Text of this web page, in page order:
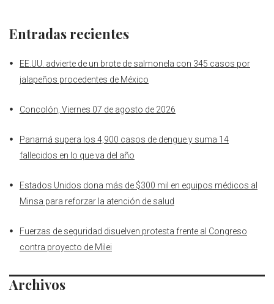
Entradas recientes
EE.UU. advierte de un brote de salmonela con 345 casos por
jalapeños procedentes de México
Concolón, Viernes 07 de agosto de 2026
Panamá supera los 4,900 casos de dengue y suma 14
fallecidos en lo que va del año
Estados Unidos dona más de $300 mil en equipos médicos al
Minsa para reforzar la atención de salud
Fuerzas de seguridad disuelven protesta frente al Congreso
contra proyecto de Milei
Archivos